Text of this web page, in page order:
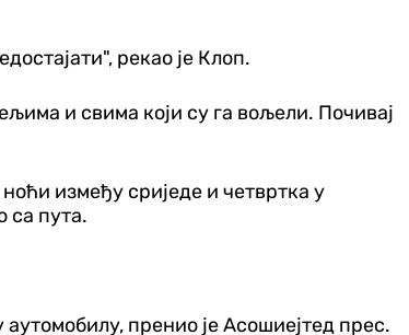
рекао је Клоп.
и свима који су га вољели. Почивај
између сриједе и четвртка у
са пута.
пренио је Асошиејтед прес.